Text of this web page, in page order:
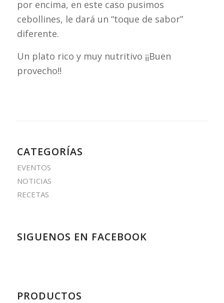
por encima, en este caso pusimos
cebollines, le dará un “toque de sabor”
diferente.
Un plato rico y muy nutritivo ¡¡Buen
provecho!!
CATEGORÍAS
EVENTOS
NOTICIAS
RECETAS
SIGUENOS EN FACEBOOK
PRODUCTOS